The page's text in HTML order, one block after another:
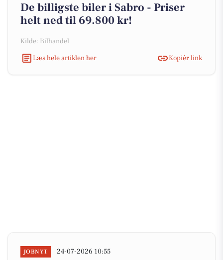
De billigste biler i Sabro - Priser
helt ned til 69.800 kr!
Kilde: Bilhandel
Læs hele artiklen her
Kopiér link
JOBNYT 24-07-2026 10:55